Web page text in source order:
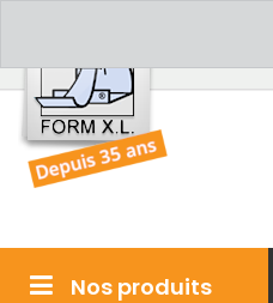
Nos produits